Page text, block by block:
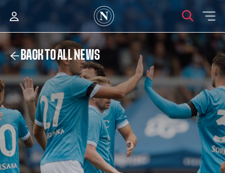
BACK TO ALL NEWS